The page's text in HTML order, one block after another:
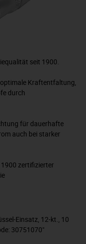
seit 1900.
Kraftentfaltung,
durch
für dauerhafte
auch bei starker
1900 zertifizierter
Einsatz, 12-kt., 10
30751070"